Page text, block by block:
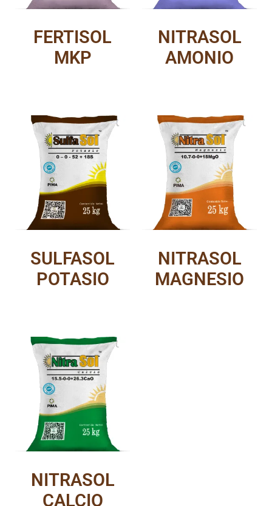
FERTISOL
MKP
NITRASOL
AMONIO
SULFASOL
POTASIO
NITRASOL
MAGNESIO
NITRASOL
CALCIO